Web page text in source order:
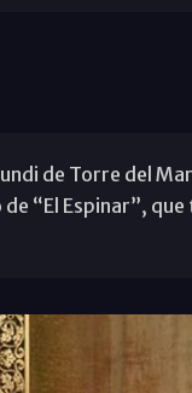
de Torre del
“El Espinar”,